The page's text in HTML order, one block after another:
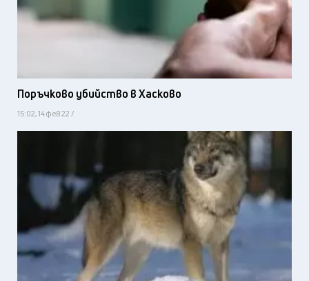
Поръчково убийство в Хасково
15:02, 14 фев 22 /